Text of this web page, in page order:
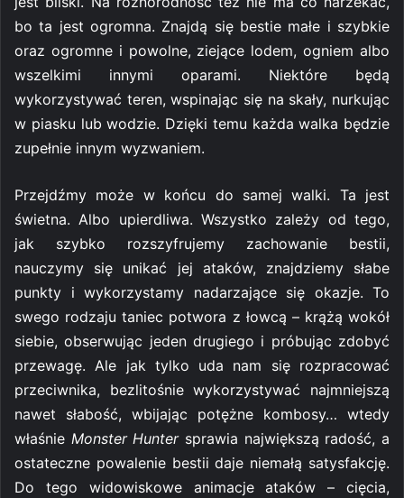
bo ta jest ogromna. Znajdą się bestie małe i szybkie
oraz ogromne i powolne, ziejące lodem, ogniem albo
wszelkimi innymi oparami. Niektóre będą
wykorzystywać teren, wspinając się na skały, nurkując
w piasku lub wodzie. Dzięki temu każda walka będzie
zupełnie innym wyzwaniem.
Przejdźmy może w końcu do samej walki. Ta jest
świetna. Albo upierdliwa. Wszystko zależy od tego,
jak szybko rozszyfrujemy zachowanie bestii,
nauczymy się unikać jej ataków, znajdziemy słabe
punkty i wykorzystamy nadarzające się okazje. To
swego rodzaju taniec potwora z łowcą – krążą wokół
siebie, obserwując jeden drugiego i próbując zdobyć
przewagę. Ale jak tylko uda nam się rozpracować
przeciwnika, bezlitośnie wykorzystywać najmniejszą
nawet słabość, wbijając potężne kombosy… wtedy
właśnie Monster Huntersprawia największą radość, a
ostateczne powalenie bestii daje niemałą satysfakcję.
Do tego widowiskowe animacje ataków – cięcia,